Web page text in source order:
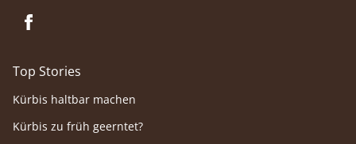
Top Stories
Kürbis haltbar machen
Kürbis zu früh geerntet?